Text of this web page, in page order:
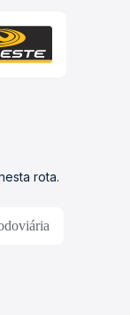
rota.